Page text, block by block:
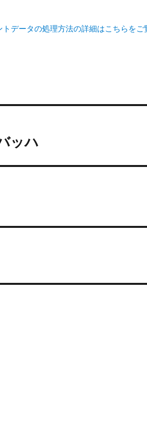
トデータの処理方法の詳細はこちらをご
ッハ